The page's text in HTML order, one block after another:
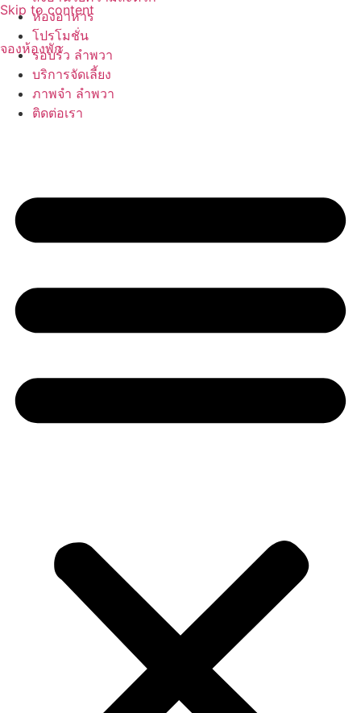
Skip to content
จองห้องพัก
ห้องอาหาร
โปรโมชั่น
รอบรั้ว ลำพวา
บริการจัดเลี้ยง
ภาพจำ ลำพวา
ติดต่อเรา